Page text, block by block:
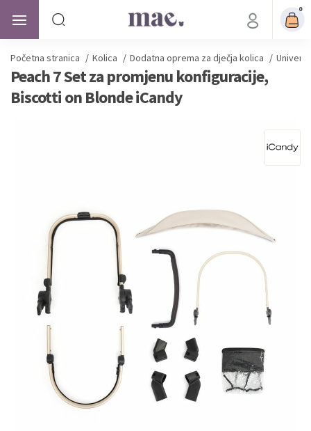
0
Početna stranica / Kolica / Dodatna oprema za dječja kolica /
Peach 7 Set za promjenu konfiguracije,
Biscotti on Blonde iCandy